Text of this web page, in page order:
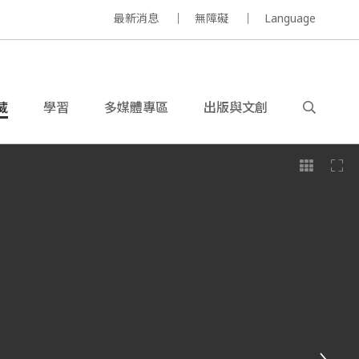
最新消息 無障礙 Language
學習 多媒體專區 出版與文創